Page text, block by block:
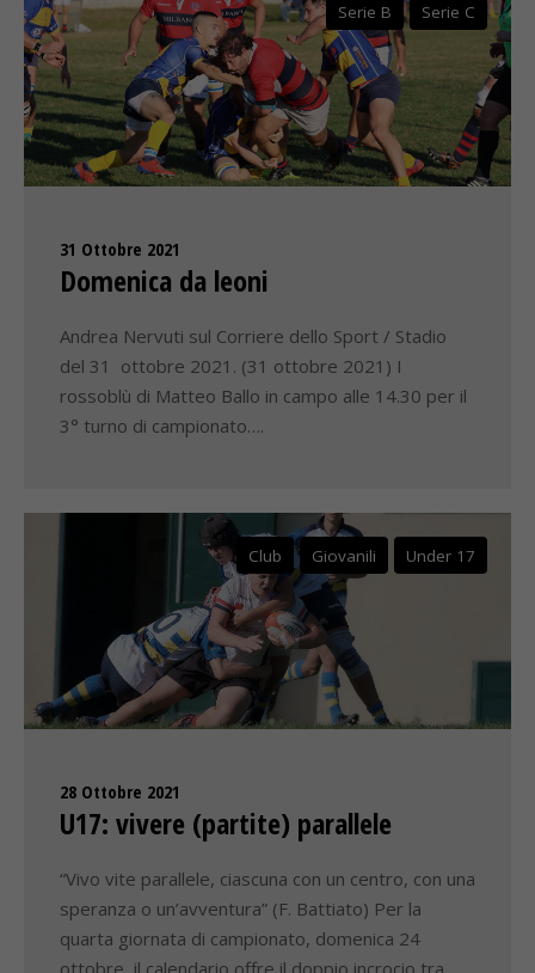
Serie B Serie C
31 Ottobre 2021
Domenica da leoni
Andrea Nervuti sul Corriere dello Sport / Stadio
del 31 ottobre 2021. (31 ottobre 2021) I
rossoblù di Matteo Ballo in campo alle 14.30 per il
3° turno di campionato….
Club Giovanili Under 17
28 Ottobre 2021
U17: vivere (partite) parallele
“Vivo vite parallele, ciascuna con un centro, con una
speranza o un’avventura” (F. Battiato) Per la
quarta giornata di campionato, domenica 24
ottobre, il calendario offre il doppio incrocio tra…